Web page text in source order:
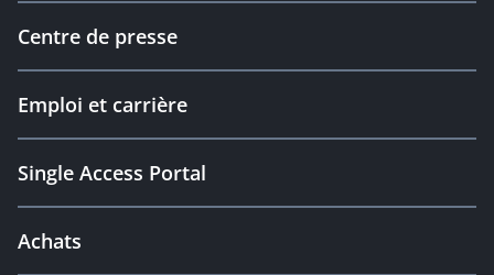
Centre de presse
Emploi et carrière
Single Access Portal
Achats